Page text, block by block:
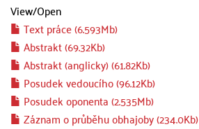
View/Open
Text práce (6.593Mb)
Abstrakt (69.32Kb)
Abstrakt (anglicky) (61.82Kb)
Posudek vedoucího (96.12Kb)
Posudek oponenta (2.535Mb)
Záznam o průběhu obhajoby (234.0Kb)